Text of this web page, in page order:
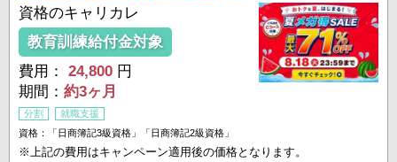
資格のキャリカレ
教育訓練給付金対象
費用：
24,800 円
期間： 約3ヶ月
分割
就職支援
資格：「日商簿記3級資格」「日商簿記2級資格」
※上記の費用はキャンペーン適用後の価格となります。